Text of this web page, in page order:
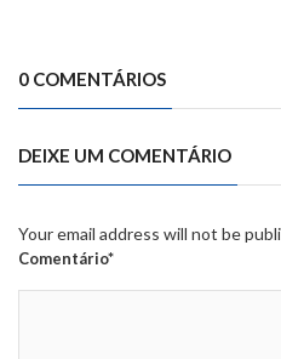
0 COMENTÁRIOS
DEIXE UM COMENTÁRIO
Your email address will not be
Comentário*